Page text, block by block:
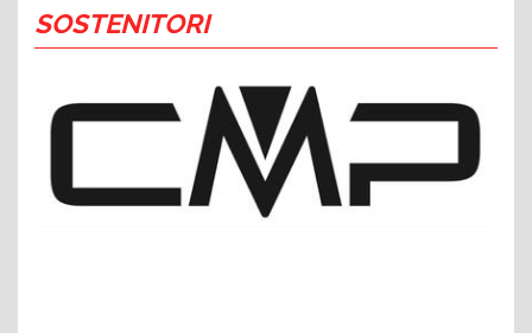
SOSTENITORI